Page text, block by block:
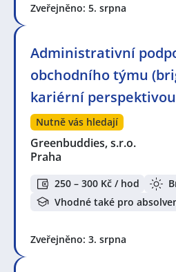
Zveřejněno: 5. srpna
Administrativní
obchodního týmu
kariérní
Nutně vás hledají
Greenbuddies, s.r.o.
Praha
250 – 300 Kč / hod
Vhodné také pro
Zveřejněno: 3. srpna